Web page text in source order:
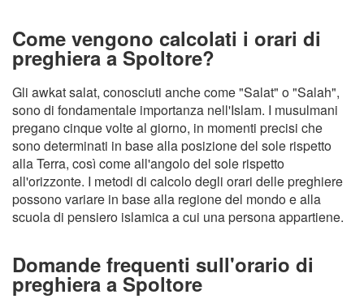
Come vengono calcolati i orari di
preghiera a Spoltore?
Gli awkat salat, conosciuti anche come "Salat" o "Salah",
sono di fondamentale importanza nell'Islam. I musulmani
pregano cinque volte al giorno, in momenti precisi che
sono determinati in base alla posizione del sole rispetto
alla Terra, così come all'angolo del sole rispetto
all'orizzonte. I metodi di calcolo degli orari delle preghiere
possono variare in base alla regione del mondo e alla
scuola di pensiero islamica a cui una persona appartiene.
Domande frequenti sull'orario di
preghiera a Spoltore